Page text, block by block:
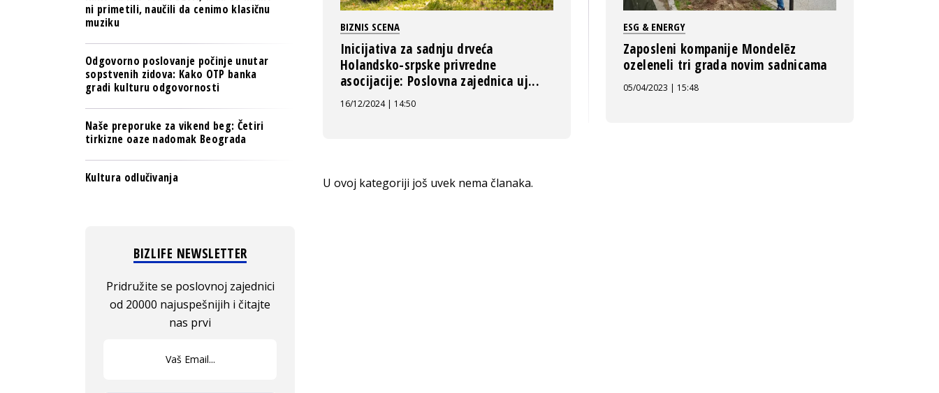
BIZNIS SCENA
Inicijativa za sadnju drveća
Holandsko-srpske privredne
asocijacije: Poslovna zajednica uj...
16/12/2024 | 14:50
ESG & ENERGY
Zaposleni kompanije Mondelēz
ozeleneli tri grada novim sadnicama
05/04/2023 | 15:48
U ovoj kategoriji još uvek nema članaka.
ni primetili, naučili da cenimo klasičnu
muziku
Odgovorno poslovanje počinje unutar
sopstvenih zidova: Kako OTP banka
gradi kulturu odgovornosti
Naše preporuke za vikend beg: Četiri
tirkizne oaze nadomak Beograda
Kultura odlučivanja
BIZLIFE NEWSLETTER
Pridružite se poslovnoj zajednici
od 20000 najuspešnijih i čitajte
nas prvi